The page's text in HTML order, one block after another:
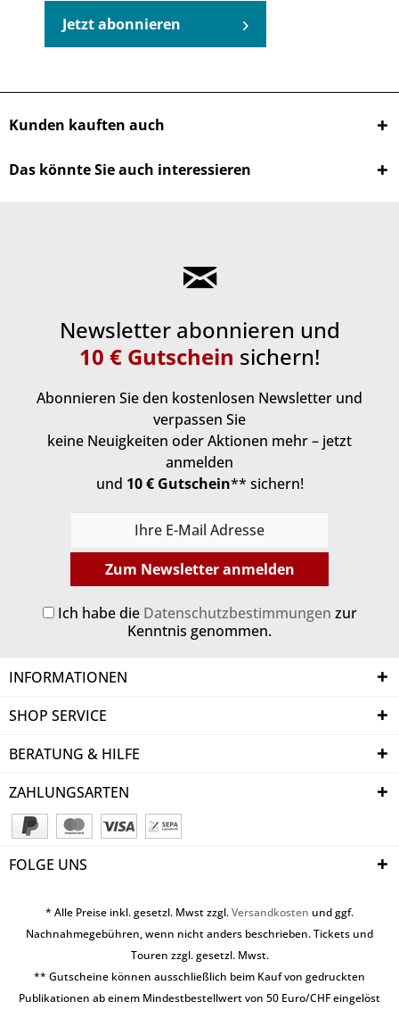
Jetzt abonnieren
Kunden kauften auch
Das könnte Sie auch interessieren
Newsletter abonnieren und
10 € Gutschein sichern!
Abonnieren Sie den kostenlosen Newsletter und
verpassen Sie
keine Neuigkeiten oder Aktionen mehr – jetzt
anmelden
und 10 € Gutschein** sichern!
Zum Newsletter anmelden
Ich habe die Datenschutzbestimmungen zur
Kenntnis genommen.
INFORMATIONEN
SHOP SERVICE
BERATUNG & HILFE
ZAHLUNGSARTEN
FOLGE UNS
* Alle Preise inkl. gesetzl. Mwst zzgl.Versandkosten und ggf.
Nachnahmegebühren, wenn nicht anders beschrieben. Tickets und
Touren zzgl. gesetzl. Mwst.
** Gutscheine können ausschließlich beim Kauf von gedruckten
Publikationen ab einem Mindestbestellwert von 50 Euro/CHF eingelöst